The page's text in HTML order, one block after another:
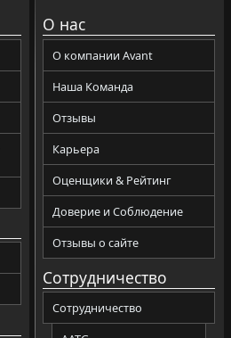
О нас
О компании Avant
Наша Команда
Отзывы
Карьера
Оценщики & Рейтинг
Доверие и Соблюдение
Отзывы о сайте
Сотрудничество
Сотрудничество